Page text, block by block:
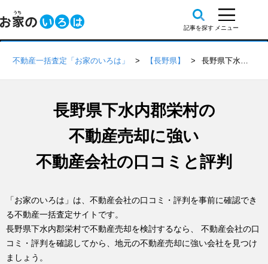
不動産一括査定「お家のいろは」 【長野県】 長野県下水内郡栄村の不動産会社 口コミ・評判一覧
長野県下水内郡栄村の
不動産売却に強い
不動産会社の口コミと評判
「お家のいろは」は、不動産会社の口コミ・評判を事前に確認でき
る不動産一括査定サイトです。
長野県下水内郡栄村で不動産売却を検討するなら、 不動産会社の口
コミ・評判を確認してから、地元の不動産売却に強い会社を見つけ
ましょう。